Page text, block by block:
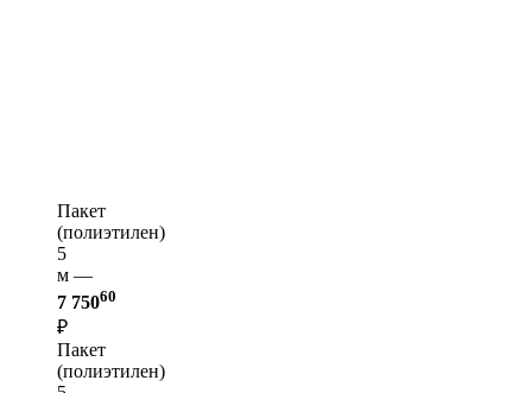
Пакет
(полиэтилен)
5
м —
7 75060
₽
Пакет
(полиэтилен)